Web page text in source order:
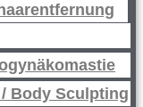
Body Sculpting